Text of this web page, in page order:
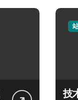
技